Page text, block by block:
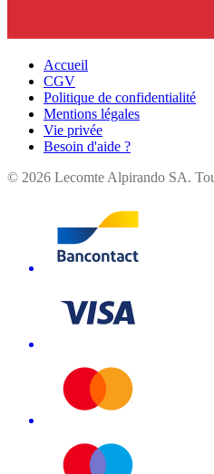
Accueil
CGV
Politique de confidentialité
Mentions légales
Vie privée
Besoin d'aide ?
© 2026 Lecomte Alpirando SA.